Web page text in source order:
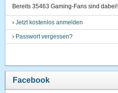
Bereits 35463 Gaming-Fans sind dabei!
›Jetzt kostenlos anmelden
› Passwort vergessen?
Facebook